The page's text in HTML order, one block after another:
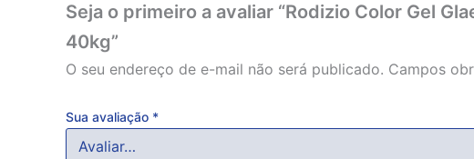
Seja o primeiro a avaliar “Rodizio Color Gel
40kg”
O seu endereço de e-mail não será publicado. Campos
Sua avaliação *